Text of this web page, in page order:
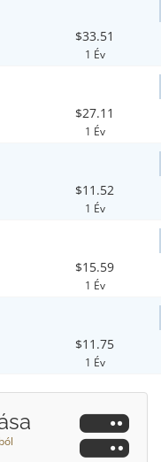
$33.51
1 Év
$27.11
1 Év
$11.52
1 Év
$15.59
1 Év
$11.75
1 Év